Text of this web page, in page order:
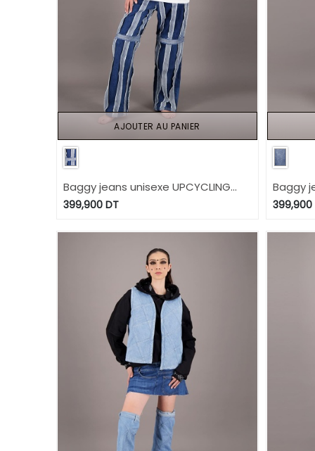
Baggy jeans unisexe UPCYCLING
METHODS - TUNIS FASHION WEEK
399,900DT
AJOUTER AU PANIER
Baggy
Effect -
399,900